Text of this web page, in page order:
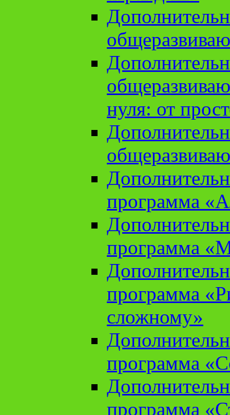
нуля: от
программа
программа
программа
сложному»
программа
программа